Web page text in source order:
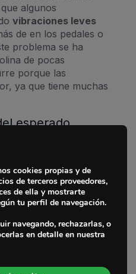
Marcas
Fabricantes
Sedes
algunos
vibraciones leves
de en los pedales o
problema se ha
de pocas
porque las
ya que tiene muchas
esperado
fiabilidad en
a darse
Sin lugar a dudas,
de los
ser una avería al uso.
, sumado a
en frío y una
han motivado a
cookies propias y de
de terceros proveedores,
de ella y mostrarte
tu perfil de navegación.
navegando, rechazarlas, o
en detalle en nuestra